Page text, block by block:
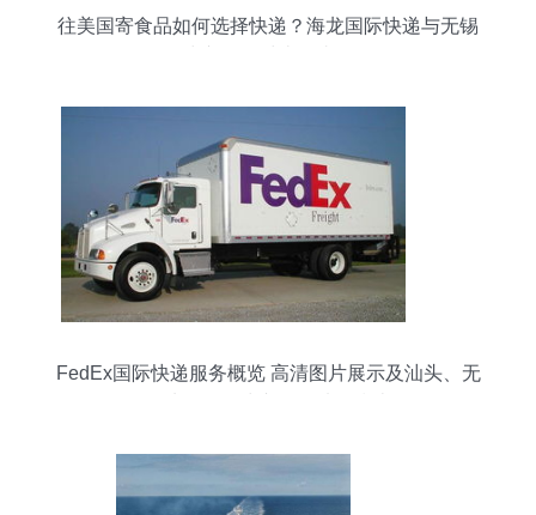
往美国寄食品如何选择快递？海龙国际快递与无锡
FedEx国际快递服务概览 高清图片展示及汕头、无